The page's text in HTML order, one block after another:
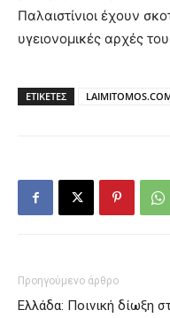
Παλαιστίνιοι έχουν
υγειονομικές αρχές
ΕΤΙΚΕΤΕΣ
Προηγούμενο άρθρο
Ελλάδα: Ποινική δίωξη